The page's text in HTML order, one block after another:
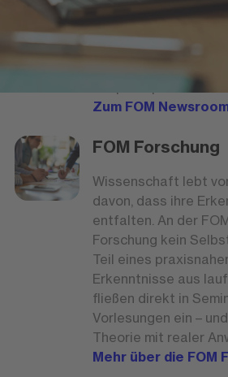
Hochschule
aktuelle Meldungen,
Download sowie die
Zum FOM
FOM Forschung
Wissenschaft lebt
davon, dass ihre
entfalten. An der
Forschung kein
Teil eines
Erkenntnisse aus
fließen direkt in
Vorlesungen ein –
Theorie mit realer
Mehr über die FOM